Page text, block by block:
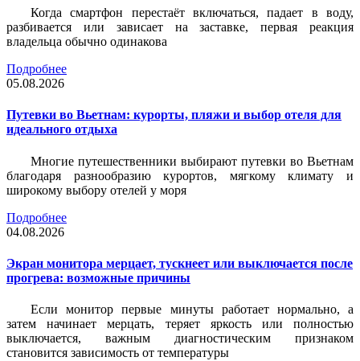
Когда смартфон перестаёт включаться, падает в воду,
разбивается или зависает на заставке, первая реакция
владельца обычно одинакова
Подробнее
05.08.2026
Путевки во Вьетнам: курорты, пляжи и выбор отеля для
идеального отдыха
Многие путешественники выбирают путевки во Вьетнам
благодаря разнообразию курортов, мягкому климату и
широкому выбору отелей у моря
Подробнее
04.08.2026
Экран монитора мерцает, тускнеет или выключается после
прогрева: возможные причины
Если монитор первые минуты работает нормально, а
затем начинает мерцать, теряет яркость или полностью
выключается, важным диагностическим признаком
становится зависимость от температуры